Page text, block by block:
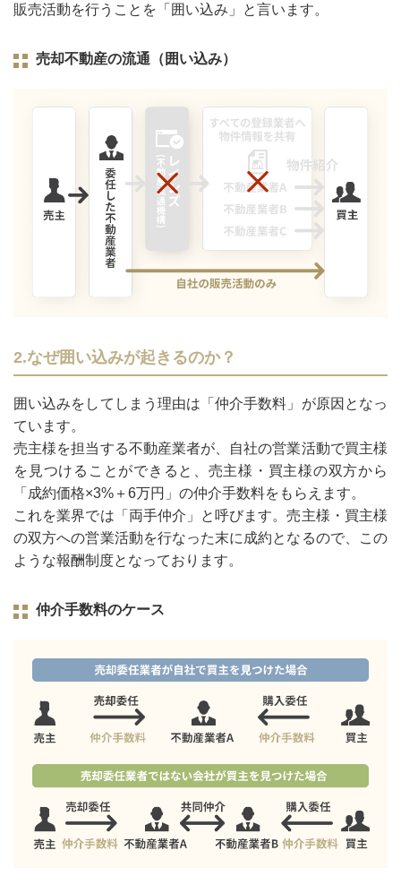
販売活動を行うことを「囲い込み」と言います。
売却不動産の流通（囲い込み）
2.なぜ囲い込みが起きるのか？
囲い込みをしてしまう理由は「仲介手数料」が原因となっ
ています。
売主様を担当する不動産業者が、自社の営業活動で買主様
を見つけることができると、売主様・買主様の双方から
「成約価格×3%＋6万円」の仲介手数料をもらえます。
これを業界では「両手仲介」と呼びます。売主様・買主様
の双方への営業活動を行なった末に成約となるので、この
ような報酬制度となっております。
仲介手数料のケース